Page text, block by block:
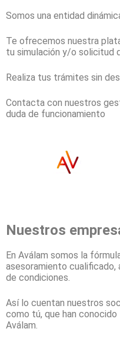
Somos una entidad
Te ofrecemos nuestra
tu simulación y/o solicitud
Realiza tus trámites sin
Contacta con nuestros
duda de funcionamiento
Nuestros
En Aválam somos la
asesoramiento cualificado,
de condiciones.
Así lo cuentan nuestros
como tú, que han
Aválam.